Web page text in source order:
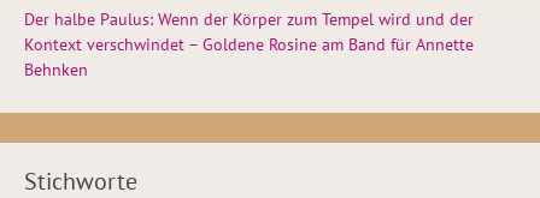
Der halbe Paulus: Wenn der Körper zum Tempel wird und der
Kontext verschwindet – Goldene Rosine am Band für Annette
Behnken
Stichworte